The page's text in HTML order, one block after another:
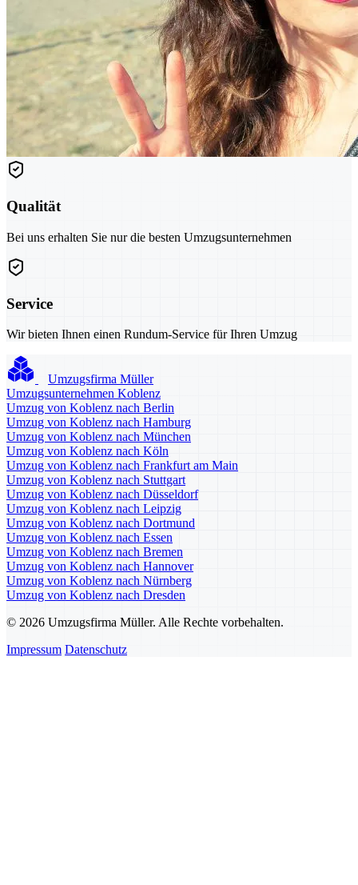
Qualität
Bei uns erhalten Sie nur die besten Umzugsunternehmen
Service
Wir bieten Ihnen einen Rundum-Service für Ihren Umzug
Umzugsfirma Müller
Umzugsunternehmen Koblenz
Umzug von Koblenz nach Berlin
Umzug von Koblenz nach Hamburg
Umzug von Koblenz nach München
Umzug von Koblenz nach Köln
Umzug von Koblenz nach Frankfurt am Main
Umzug von Koblenz nach Stuttgart
Umzug von Koblenz nach Düsseldorf
Umzug von Koblenz nach Leipzig
Umzug von Koblenz nach Dortmund
Umzug von Koblenz nach Essen
Umzug von Koblenz nach Bremen
Umzug von Koblenz nach Hannover
Umzug von Koblenz nach Nürnberg
Umzug von Koblenz nach Dresden
© 2026 Umzugsfirma Müller. Alle Rechte vorbehalten.
Impressum Datenschutz